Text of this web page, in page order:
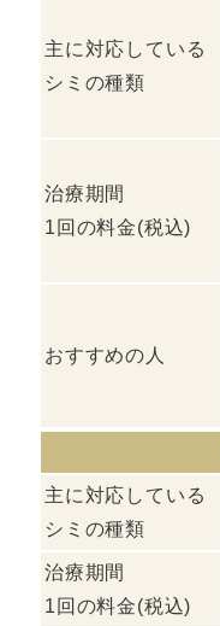
主に対応している
シミの種類
治療期間
1回の料金(税込)
おすすめの人
主に対応している
シミの種類
治療期間
1回の料金(税込)